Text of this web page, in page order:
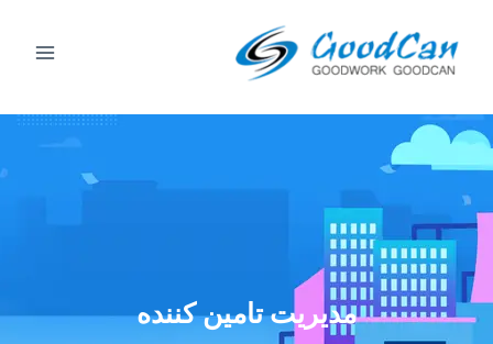
پخش
مدیریت تامین کننده